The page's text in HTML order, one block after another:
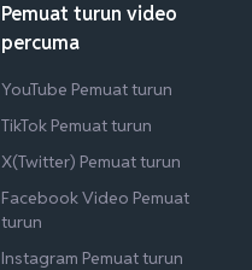
Pemuat turun video
percuma
YouTube Pemuat turun
TikTok Pemuat turun
X(Twitter) Pemuat turun
Facebook Video Pemuat
turun
Instagram Pemuat turun